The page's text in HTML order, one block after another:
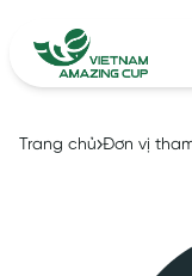
Trang chủ Đơn vị